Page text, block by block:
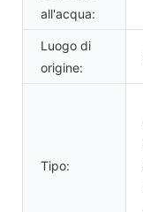
all'acqua:
Luogo di
origine:
Tipo: